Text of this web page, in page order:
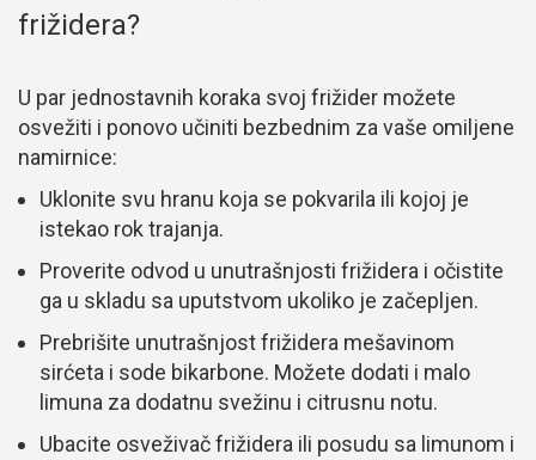
frižidera?
U par jednostavnih koraka svoj frižider možete
osvežiti i ponovo učiniti bezbednim za vaše omiljene
namirnice:
Uklonite svu hranu koja se pokvarila ili kojoj je
istekao rok trajanja.
Proverite odvod u unutrašnjosti frižidera i očistite
ga u skladu sa uputstvom ukoliko je začepljen.
Prebrišite unutrašnjost frižidera mešavinom
sirćeta i sode bikarbone. Možete dodati i malo
limuna za dodatnu svežinu i citrusnu notu.
Ubacite osveživač frižidera ili posudu sa limunom i